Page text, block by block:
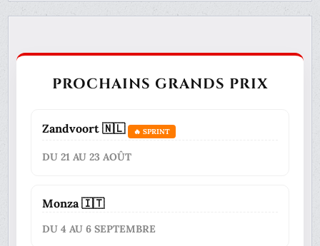
PROCHAINS GRANDS PRIX
Zandvoort 🇳🇱 🔥 SPRINT
DU 21 AU 23 AOÛT
Monza 🇮🇹
DU 4 AU 6 SEPTEMBRE